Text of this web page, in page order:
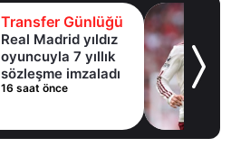
Transfer Günlüğü
Real Madrid yıldız
oyuncuyla 7 yıllık
sözleşme imzaladı
16 saat önce